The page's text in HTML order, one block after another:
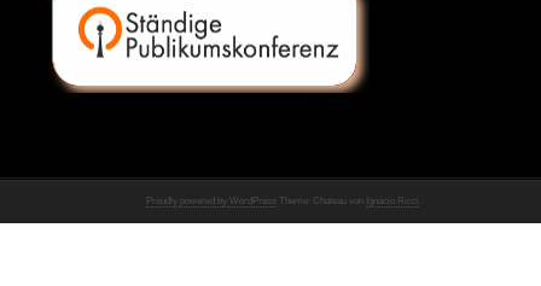
Proudly powered by WordPress Theme: Chateau von Ignacio Ricci